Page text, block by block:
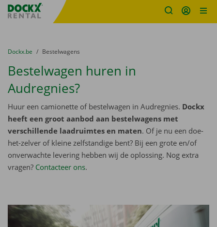
Fratello DEMO
U bevindt zich hier:
van
Dockx.be naar
Bestelwagens
Bestelwagen huren in
Audregnies?
Huur een camionette of bestelwagen in Audregnies. Dockx
heeft een groot aanbod aan bestelwagens met
verschillende laadruimtes en maten. Of je nu een doe-
het-zelver of kleine zelfstandige bent? Bij een grote en/of
onverwachte levering hebben wij de oplossing. Nog extra
vragen? Contacteer ons.